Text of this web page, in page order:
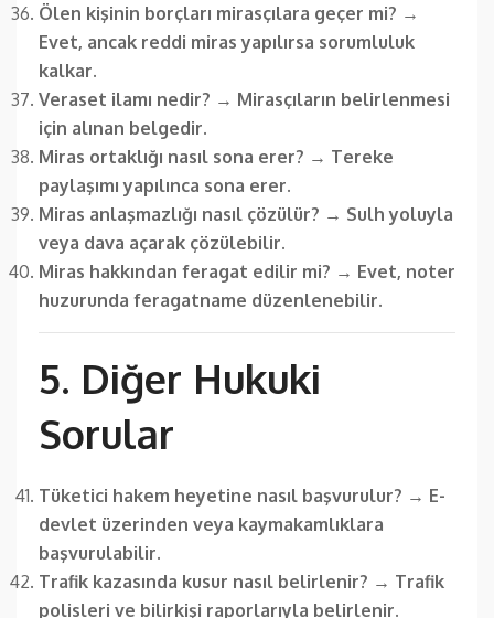
Ölen kişinin borçları mirasçılara geçer mi? →
Evet, ancak reddi miras yapılırsa sorumluluk
kalkar.
Veraset ilamı nedir? → Mirasçıların belirlenmesi
için alınan belgedir.
Miras ortaklığı nasıl sona erer? → Tereke
paylaşımı yapılınca sona erer.
Miras anlaşmazlığı nasıl çözülür? → Sulh yoluyla
veya dava açarak çözülebilir.
Miras hakkından feragat edilir mi? → Evet, noter
huzurunda feragatname düzenlenebilir.
5. Diğer Hukuki
Sorular
Tüketici hakem heyetine nasıl başvurulur? → E-
devlet üzerinden veya kaymakamlıklara
başvurulabilir.
Trafik kazasında kusur nasıl belirlenir? → Trafik
polisleri ve bilirkişi raporlarıyla belirlenir.